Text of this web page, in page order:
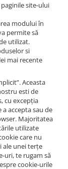
site-ului
modului în
permite să
utilizat.
si
mai recente
Aceasta
esti de
cu excepția
accepta sau de
Majoritatea
utilizate
care nu
ale unei terțe
uri, te rugam să
cookie-urile